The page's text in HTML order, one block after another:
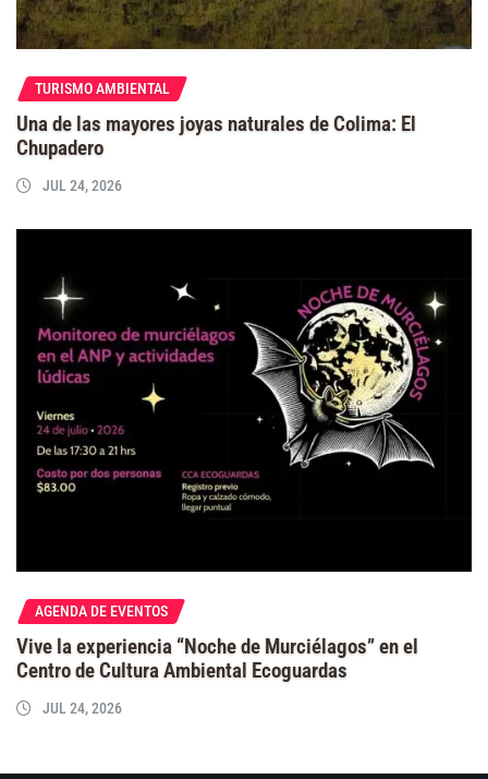
TURISMO AMBIENTAL
Una de las mayores joyas naturales de Colima: El
Chupadero
JUL 24, 2026
AGENDA DE EVENTOS
Vive la experiencia “Noche de Murciélagos” en el
Centro de Cultura Ambiental Ecoguardas
JUL 24, 2026